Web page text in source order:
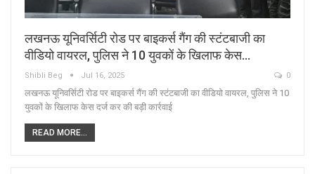
लखनऊ यूनिवर्सिटी रोड पर बाइकर्स गैंग की स्टंटबाजी का
वीडियो वायरल, पुलिस ने 10 युवकों के खिलाफ केस…
Shibli Beg Jul 16, 2025 0
लखनऊ यूनिवर्सिटी रोड पर बाइकर्स गैंग की स्टंटबाजी का वीडियो वायरल, पुलिस ने 10
युवकों के खिलाफ केस दर्ज कर की बड़ी कार्रवाई
READ MORE...